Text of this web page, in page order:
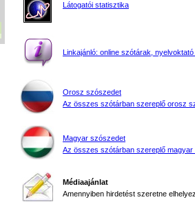
Látogatói statisztika
Linkajánló: online szótárak, nyelvoktató
Orosz szószedet
Az összes szótárban szereplő orosz
Magyar szószedet
Az összes szótárban szereplő magyar
Médiaajánlat
Amennyiben hirdetést szeretne